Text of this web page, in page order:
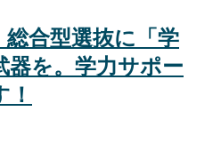
総合型選抜に「学
器を。学力サポー